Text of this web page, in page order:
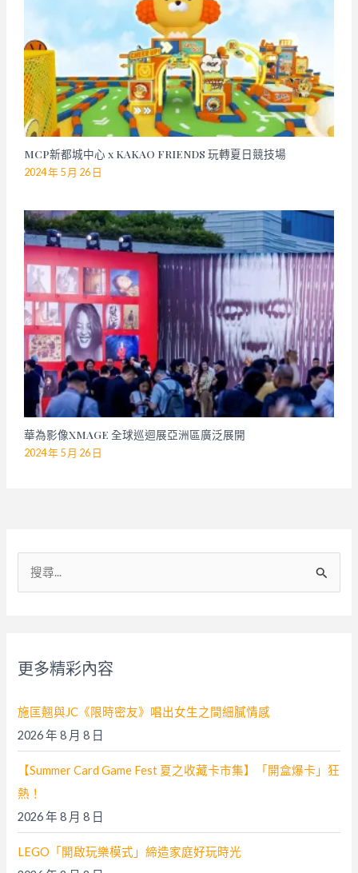
MCP新都城中心 x KAKAO FRIENDS 玩轉夏日競技場
2024 年 5 月 26 日
華為影像XMAGE 全球巡迴展亞洲區廣泛展開
2024 年 5 月 26 日
:
更多精彩內容
施匡翹與JC《限時密友》唱出女生之間細膩情感
2026 年 8 月 8 日
【Summer Card Game Fest 夏之收藏卡市集】「開盒爆卡」狂
熱！
2026 年 8 月 8 日
LEGO「開啟玩樂模式」締造家庭好玩時光